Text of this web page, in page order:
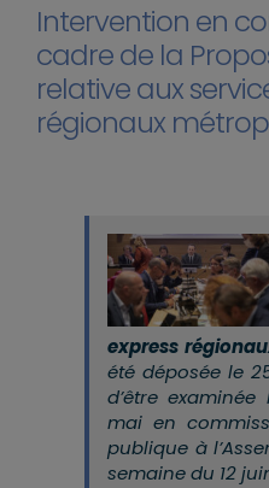
Intervention en
cadre de la
relative aux
régionaux
express
été déposée le
d’être
mai en
publique à
semaine du 12